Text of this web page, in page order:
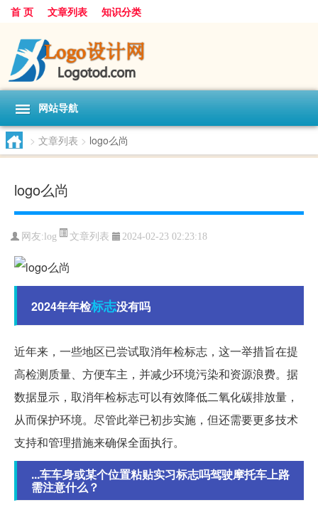
首 页 文章列表 知识分类
网站导航
> 文章列表 > logo么尚
logo么尚
网友: log 文章列表 2024-02-23 02:23:18
2024年年检标志没有吗
近年来，一些地区已尝试取消年检标志，这一举措旨在提
高检测质量、方便车主，并减少环境污染和资源浪费。据
数据显示，取消年检标志可以有效降低二氧化碳排放量，
从而保护环境。尽管此举已初步实施，但还需要更多技术
支持和管理措施来确保全面执行。
...车车身或某个位置粘贴实习标志吗驾驶摩托车上路
需注意什么？